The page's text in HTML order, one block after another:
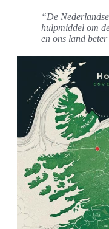
“De
hulpmiddel om
en ons land